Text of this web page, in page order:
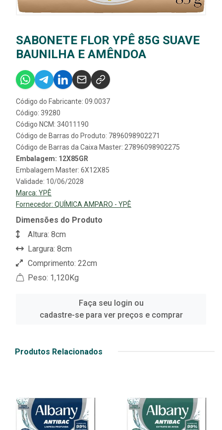
SABONETE FLOR YPÊ 85G SUAVE
BAUNILHA E AMÊNDOA
Código do Fabricante: 09.0037
Código: 39280
Código NCM: 34011190
Código de Barras do Produto: 7896098902271
Código de Barras da Caixa Master: 27896098902275
Embalagem: 12X85GR
Embalagem Master: 6X12X85
Validade: 10/06/2028
Marca: YPÊ
Fornecedor: QUÍMICA AMPARO - YPÊ
Dimensões do Produto
Altura: 8cm
Largura: 8cm
Comprimento: 22cm
Peso: 1,120Kg
Faça seu login ou
cadastre-se para ver preços e comprar
Produtos Relacionados